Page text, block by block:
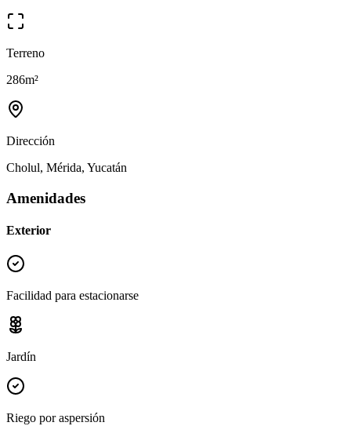
Terreno
286m²
Dirección
Cholul, Mérida, Yucatán
Amenidades
Exterior
Facilidad para estacionarse
Jardín
Riego por aspersión